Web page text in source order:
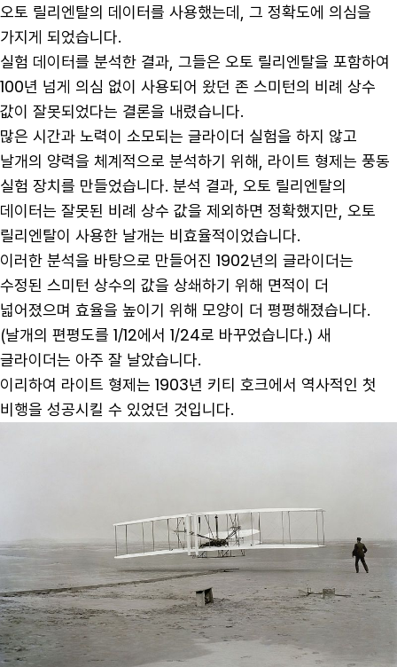
오토 릴리엔탈의 데이터를 사용했는데, 그 정확도에 의심을
가지게 되었습니다.
실험 데이터를 분석한 결과, 그들은 오토 릴리엔탈을 포함하여
100년 넘게 의심 없이 사용되어 왔던 존 스미턴의 비례 상수
값이 잘못되었다는 결론을 내렸습니다.
많은 시간과 노력이 소모되는 글라이더 실험을 하지 않고
날개의 양력을 체계적으로 분석하기 위해, 라이트 형제는 풍동
실험 장치를 만들었습니다. 분석 결과, 오토 릴리엔탈의
데이터는 잘못된 비례 상수 값을 제외하면 정확했지만, 오토
릴리엔탈이 사용한 날개는 비효율적이었습니다.
이러한 분석을 바탕으로 만들어진 1902년의 글라이더는
수정된 스미턴 상수의 값을 상쇄하기 위해 면적이 더
넓어졌으며 효율을 높이기 위해 모양이 더 평평해졌습니다.
(날개의 편평도를 1/12에서 1/24로 바꾸었습니다.) 새
글라이더는 아주 잘 날았습니다.
이리하여 라이트 형제는 1903년 키티 호크에서 역사적인 첫
비행을 성공시킬 수 있었던 것입니다.